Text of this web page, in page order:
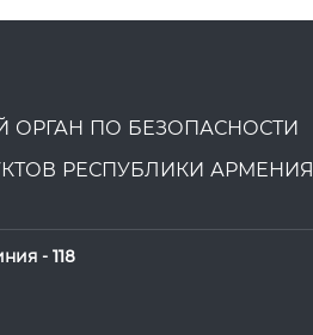
ПО БЕЗОПАСНОСТИ
РЕСПУБЛИКИ АРМЕНИЯ
- 118